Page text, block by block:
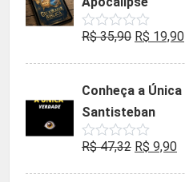
Avaliação
de
R$35,90 O
era:
R$ 35,90.
R$ 19,90O
Conheça a
Santisteban
Avaliação
de
R$47,32 O
R$ 9,90O